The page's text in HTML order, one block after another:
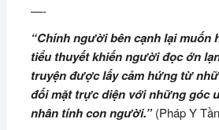
—-
“Chính người bên cạnh lại muốn
tiểu thuyết khiến người đọc ớn
truyện được lấy cảm hứng từ
đối mặt trực diện với những góc
nhân tính con người.”(Pháp Y